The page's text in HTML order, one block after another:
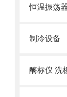
恒温振荡
制冷设备
酶标仪 洗